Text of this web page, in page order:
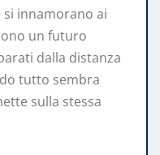
si innamorano ai
un futuro
dalla distanza
tutto sembra
sulla stessa